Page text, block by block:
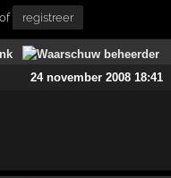
of registreer
24 november 2008 18:41